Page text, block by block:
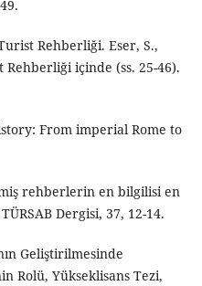
Rehberliği. Eser, S.,
Rehberliği içinde (ss. 25-46).
From imperial Rome to
rehberlerin en bilgilisi en
Dergisi, 37, 12-14.
Geliştirilmesinde
Rolü, Yükseklisans Tezi,